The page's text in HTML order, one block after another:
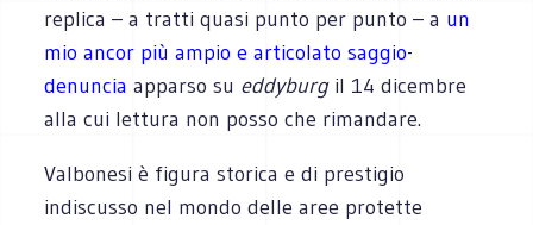
replica – a tratti quasi punto per punto – a un
mio ancor più ampio e articolato saggio-
denuncia apparso su eddyburgil 14 dicembre
alla cui lettura non posso che rimandare.
Valbonesi è figura storica e di prestigio
indiscusso nel mondo delle aree protette